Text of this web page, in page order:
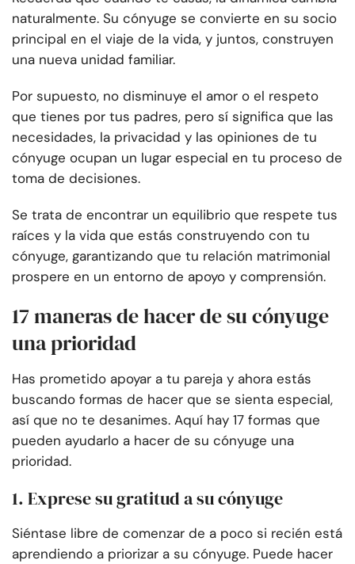
naturalmente. Su cónyuge se convierte en su socio
principal en el viaje de la vida, y juntos, construyen
una nueva unidad familiar.
Por supuesto, no disminuye el amor o el respeto
que tienes por tus padres, pero sí significa que las
necesidades, la privacidad y las opiniones de tu
cónyuge ocupan un lugar especial en tu proceso de
toma de decisiones.
Se trata de encontrar un equilibrio que respete tus
raíces y la vida que estás construyendo con tu
cónyuge, garantizando que tu relación matrimonial
prospere en un entorno de apoyo y comprensión.
17 maneras de hacer de su cónyuge
una prioridad
Has prometido apoyar a tu pareja y ahora estás
buscando formas de hacer que se sienta especial,
así que no te desanimes. Aquí hay 17 formas que
pueden ayudarlo a hacer de su cónyuge una
prioridad.
1. Exprese su gratitud a su cónyuge
Siéntase libre de comenzar de a poco si recién está
aprendiendo a priorizar a su cónyuge. Puede hacer